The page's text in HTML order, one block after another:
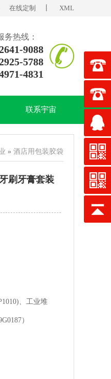
在线定制 XML
务热线：
9088
5788
4831
联系宇宙
» 酒店用包装胶袋
刷牙膏套装
、工业堆
）